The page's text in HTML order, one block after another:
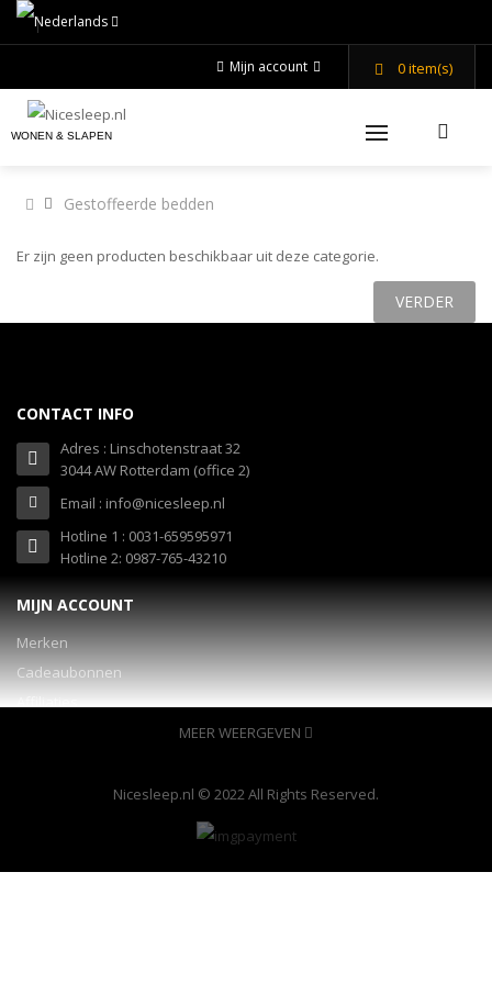
Mijn account 0item(s)
WONEN & SLAPEN
Gestoffeerde bedden
Er zijn geen producten beschikbaar uit deze categorie.
VERDER
CONTACT INFO
Adres : Linschotenstraat 32
3044 AW Rotterdam (office 2)
Email : info@nicesleep.nl
Hotline 1 : 0031-659595971
Hotline 2: 0987-765-43210
MIJN ACCOUNT
Merken
Cadeaubonnen
Affiliaties
MEER WEERGEVEN
Nicesleep.nl © 2022 All Rights Reserved.